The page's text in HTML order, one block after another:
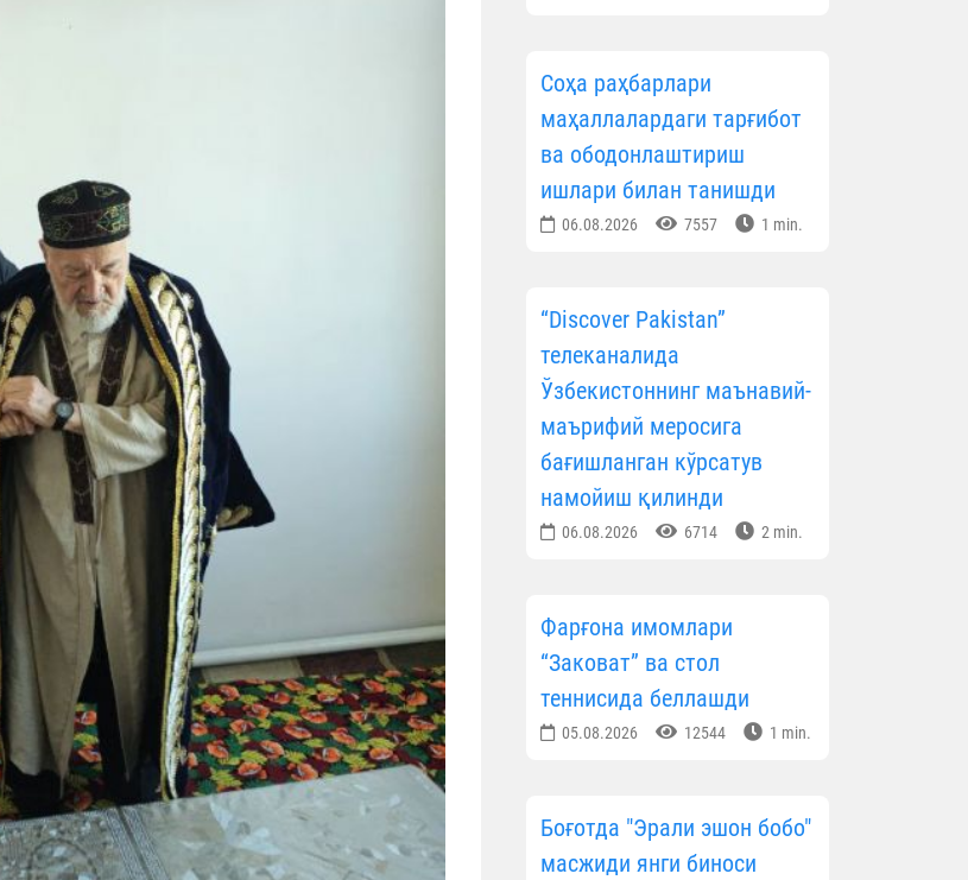
Соҳа раҳбарлари
маҳаллалардаги тарғибот
ва ободонлаштириш
ишлари билан танишди
06.08.2026 7557 1 min.
“Discover Pakistan”
телеканалида
Ўзбекистоннинг маънавий-
маърифий меросига
бағишланган кўрсатув
намойиш қилинди
06.08.2026 6714 2 min.
Фарғона имомлари
“Заковат” ва стол
теннисида беллашди
05.08.2026 12544 1 min.
Боғотда "Эрали эшон бобо"
масжиди янги биноси